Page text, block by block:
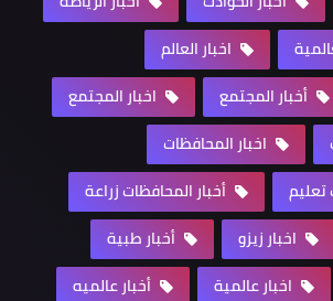
اخبار العالم
أخبار المجتمع
اخبار المجتمع
اخبار المحافظات
تعليم
أخبار المحافظات زراعة
اخبار زيزو
أخبار طبية
اخبار عالمية
أخبار عالميه